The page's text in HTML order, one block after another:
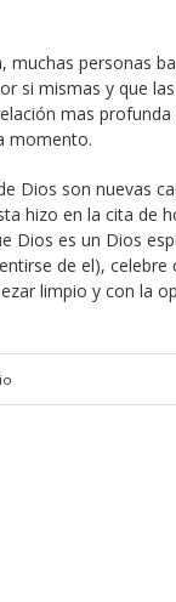
personas
si mismas y que
mas
momento.
Dios son nuevas
hizo en la cita de
Dios es un Dios
de el),
limpio y con la